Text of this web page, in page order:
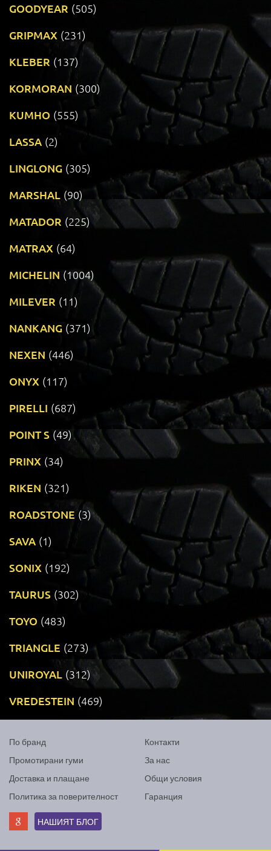
GOODYEAR (505)
GRIPMAX (231)
KLEBER (137)
KORMORAN (300)
KUMHO (555)
LASSA (2)
LINGLONG (305)
MARSHAL (90)
MATADOR (225)
MATRAX (64)
MICHELIN (1004)
MILEVER (11)
NANKANG (371)
NEXEN (446)
ONYX (117)
PIRELLI (687)
POINT S (49)
PRINX (34)
RIKEN (321)
ROADSTONE (3)
SAVA (1)
SONIX (192)
TAURUS (302)
TOYO (483)
TRIANGLE (273)
UNIROYAL (312)
VREDESTEIN (469)
По бранд
Промотирани гуми
Доставка и плащане
Политика за поверителност
Контакти
За нас
Общи условия
Гаранция
НАШИЯТ БЛОГ